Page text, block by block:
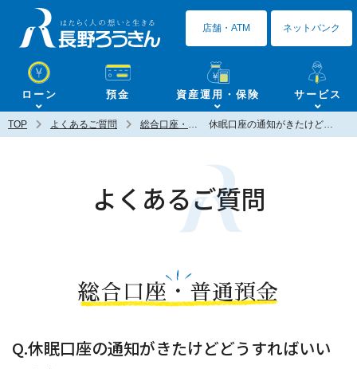
ローン 預金 資産運用・保険 サービス
店舗・ATM ネットバンク
TOP よくあるご質問 総合口座・普通預金 休眠口座の通知がきたけどどうすればいいですか？
よくあるご質問
総合口座・普通預金
Q.休眠口座の通知がきたけどどうすればいい